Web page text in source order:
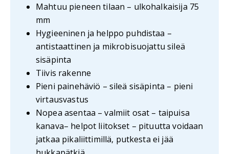
Mahtuu pieneen tilaan – ulkohalkaisija 75
mm
Hygieeninen ja helppo puhdistaa –
antistaattinen ja mikrobisuojattu sileä
sisäpinta
Tiivis rakenne
Pieni painehäviö – sileä sisäpinta – pieni
virtausvastus
Nopea asentaa – valmiit osat – taipuisa
kanava– helpot liitokset – pituutta voidaan
jatkaa pikaliittimillä, putkesta ei jää